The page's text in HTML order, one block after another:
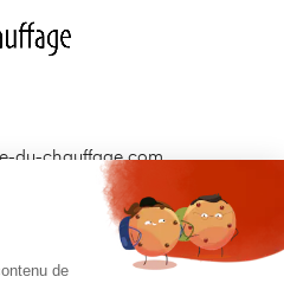
du-chauffage.com

de